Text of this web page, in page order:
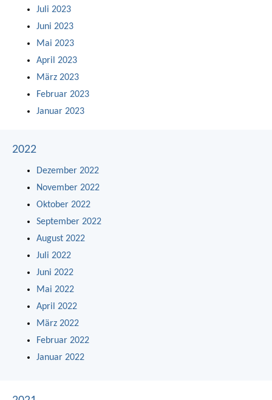
Juli 2023
Juni 2023
Mai 2023
April 2023
März 2023
Februar 2023
Januar 2023
2022
Dezember 2022
November 2022
Oktober 2022
September 2022
August 2022
Juli 2022
Juni 2022
Mai 2022
April 2022
März 2022
Februar 2022
Januar 2022